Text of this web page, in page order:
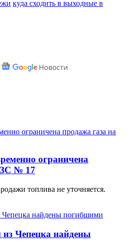
куда сходить в выходные в
ограничена
№ 17
топлива не уточняется.
Чепецка найдены